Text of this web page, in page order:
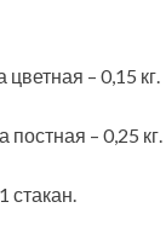
цветная – 0,15 кг.
постная – 0,25 кг.
стакан.